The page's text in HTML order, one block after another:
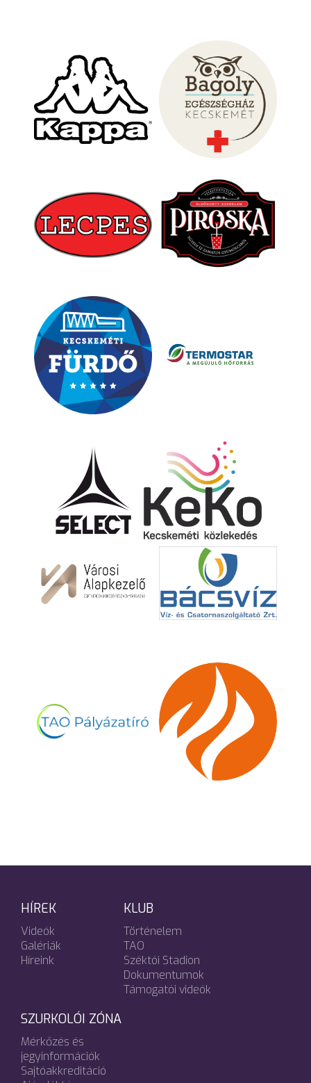
HÍREK
Videók
Galériák
Híreink
KLUB
Történelem
TAO
Széktói Stadion
Dokumentumok
Támogatói videók
SZURKOLÓI ZÓNA
Mérkőzés és
jegyinformációk
Sajtóakkreditáció